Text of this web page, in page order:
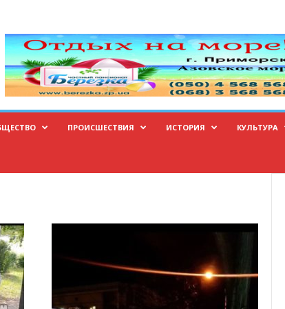
ПРОИСШЕСТВИЯ ИСТОРИЯ КУЛЬТУРА